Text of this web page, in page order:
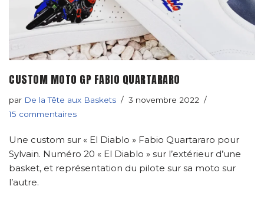
CUSTOM MOTO GP FABIO QUARTARARO
par De la Tête aux Baskets
3 novembre 2022
15 commentaires
Une custom sur « El Diablo » Fabio Quartararo pour
Sylvain. Numéro 20 « El Diablo » sur l’extérieur d’une
basket, et représentation du pilote sur sa moto sur
l’autre.